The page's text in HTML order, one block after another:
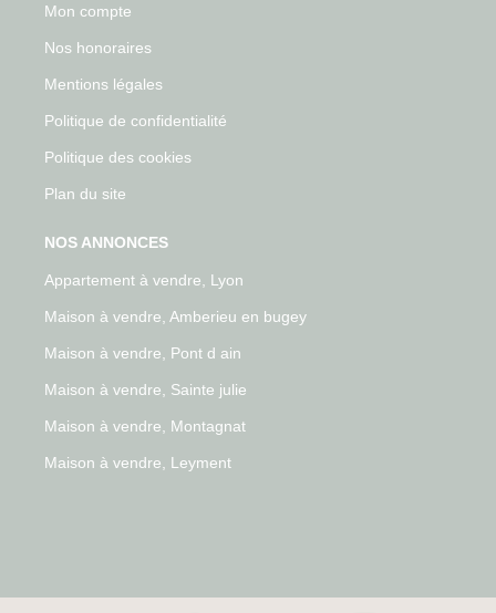
Mon compte
Nos honoraires
Mentions légales
Politique de confidentialité
Politique des cookies
Plan du site
NOS ANNONCES
Appartement à vendre, Lyon
Maison à vendre, Amberieu en bugey
Maison à vendre, Pont d ain
Maison à vendre, Sainte julie
Maison à vendre, Montagnat
Maison à vendre, Leyment